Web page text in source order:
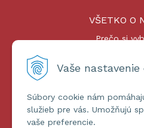
Vaše nastavenie
Súbory cookie nám
služieb pre vás. Umožňujú
vaše preferencie.
VŠETKO O
Prečo si
Platby a
ĎALŠIE